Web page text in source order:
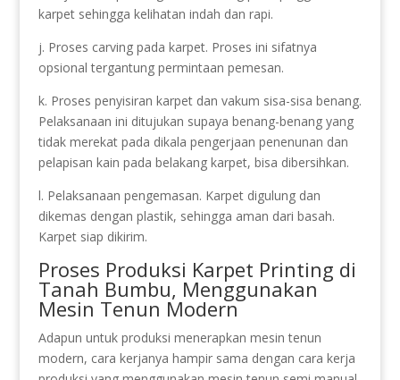
karpet sehingga kelihatan indah dan rapi.
j. Proses carving pada karpet. Proses ini sifatnya
opsional tergantung permintaan pemesan.
k. Proses penyisiran karpet dan vakum sisa-sisa benang.
Pelaksanaan ini ditujukan supaya benang-benang yang
tidak merekat pada dikala pengerjaan penenunan dan
pelapisan kain pada belakang karpet, bisa dibersihkan.
l. Pelaksanaan pengemasan. Karpet digulung dan
dikemas dengan plastik, sehingga aman dari basah.
Karpet siap dikirim.
Proses Produksi Karpet Printing di
Tanah Bumbu, Menggunakan
Mesin Tenun Modern
Adapun untuk produksi menerapkan mesin tenun
modern, cara kerjanya hampir sama dengan cara kerja